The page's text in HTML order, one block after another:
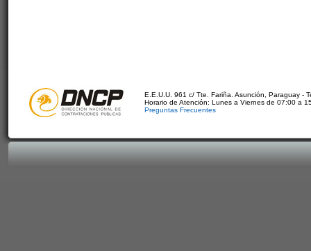
E.E.U.U. 961 c/ Tte. Fariña. Asunción, Paraguay -
Horario de Atención: Lunes a Viernes de 07:00 a
Preguntas Frecuentes